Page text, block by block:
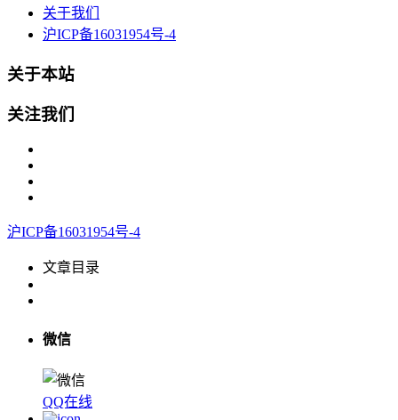
关于我们
沪ICP备16031954号-4
关于本站
关注我们
沪ICP备16031954号-4
文章目录
微信
QQ在线